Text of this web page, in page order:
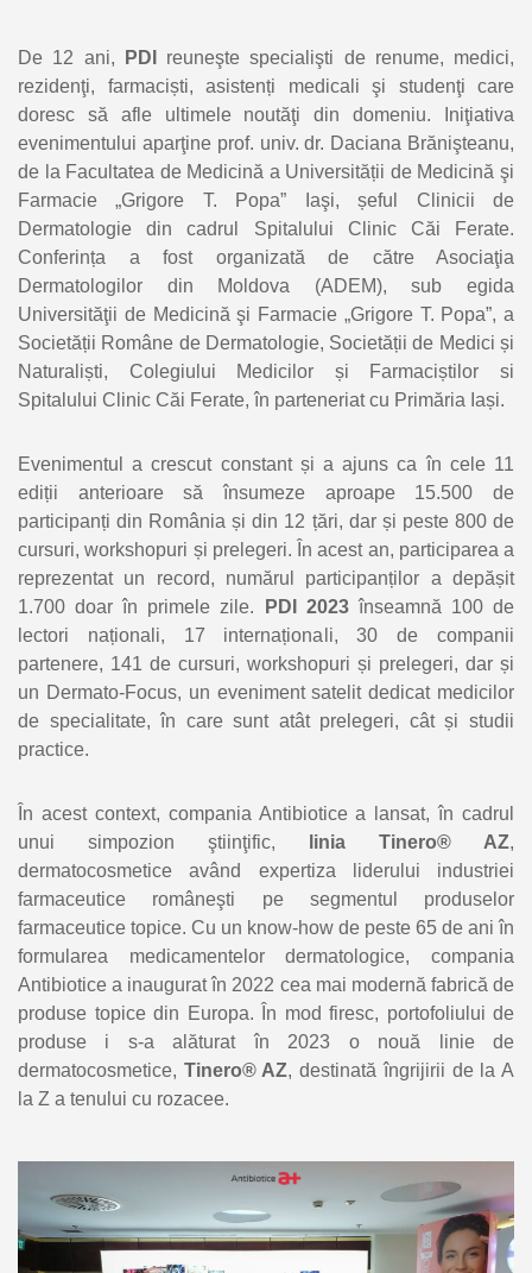
De 12 ani, PDI
reuneşte specialişti de renume, medici,
rezidenţi, farmaciști, asistenți medicali şi studenţi care
doresc să afle ultimele noutăţi din domeniu. Iniţiativa
evenimentului aparţine prof. univ. dr. Daciana Brănişteanu,
de la Facultatea de Medicină a Universității de Medicină şi
Farmacie „Grigore T. Popa” Iaşi, șeful Clinicii de
Dermatologie din cadrul Spitalului Clinic Căi Ferate.
Conferința a fost organizată de către Asociaţia
Dermatologilor din Moldova (ADEM), sub egida
Universităţii de Medicină şi Farmacie „Grigore T. Popa”, a
Societății Române de Dermatologie, Societății de Medici și
Naturaliști, Colegiului Medicilor și Farmaciștilor si
Spitalului Clinic Căi Ferate, în parteneriat cu Primăria Iași.
Evenimentul a crescut constant și a ajuns ca în cele 11
ediții anterioare să însumeze aproape 15.500 de
participanți din România și din 12 țări, dar și peste 800 de
cursuri, workshopuri și prelegeri. În acest an, participarea a
reprezentat un record, numărul participanților a depășit
1.700 doar în primele zile.
PDI 2023înseamnă 100 de
lectori naționali, 17 internaționali, 30 de companii
partenere, 141 de cursuri, workshopuri și prelegeri, dar și
un Dermato-Focus, un eveniment satelit dedicat medicilor
de specialitate, în care sunt atât prelegeri, cât și studii
practice.
În acest context, compania Antibiotice a lansat, în cadrul
unui simpozion ştiinţific,
linia Tinero® AZ,
dermatocosmetice având expertiza liderului industriei
farmaceutice româneşti pe segmentul produselor
farmaceutice topice. Cu un know-how de peste 65 de ani în
formularea medicamentelor dermatologice, compania
Antibiotice a inaugurat în 2022 cea mai modernă fabrică de
produse topice din Europa. În mod firesc, portofoliului de
produse i s-a alăturat în 2023 o nouă linie de
dermatocosmetice, Tinero® AZ, destinată îngrijirii de la A
la Z a tenului cu rozacee.